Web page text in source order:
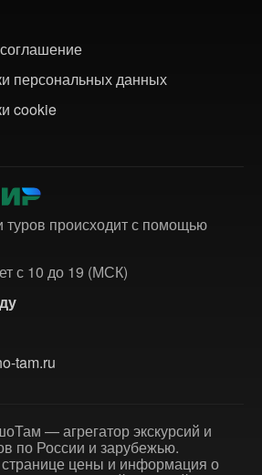
персональных данных
cookie
туров происходит с помощью
с 10 до 19 (МСК)
tam.ru
— агрегатор экскурсий и
по России и зарубежью.
цены и информация о